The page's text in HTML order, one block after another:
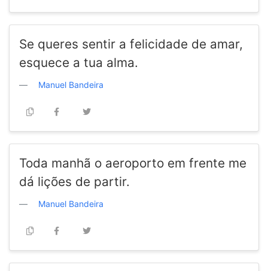
Se queres sentir a felicidade de amar,
esquece a tua alma.
Manuel Bandeira
Toda manhã o aeroporto em frente me
dá lições de partir.
Manuel Bandeira